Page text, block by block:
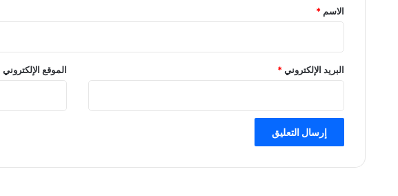
*
الاسم *
البريد الإلكتروني* الموقع الإلكتروني